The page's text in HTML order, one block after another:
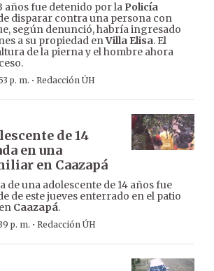
años fue detenido por la Policía
disparar contra una persona con
según denunció, habría ingresado
a su propiedad enVilla Elisa. El
de la pierna y el hombre ahora
p. m. · Redacción ÚH
de 14
en una
en Caazapá
de una adolescente de 14 años fue
de este jueves enterrado en el patio
Caazapá.
p. m. · Redacción ÚH